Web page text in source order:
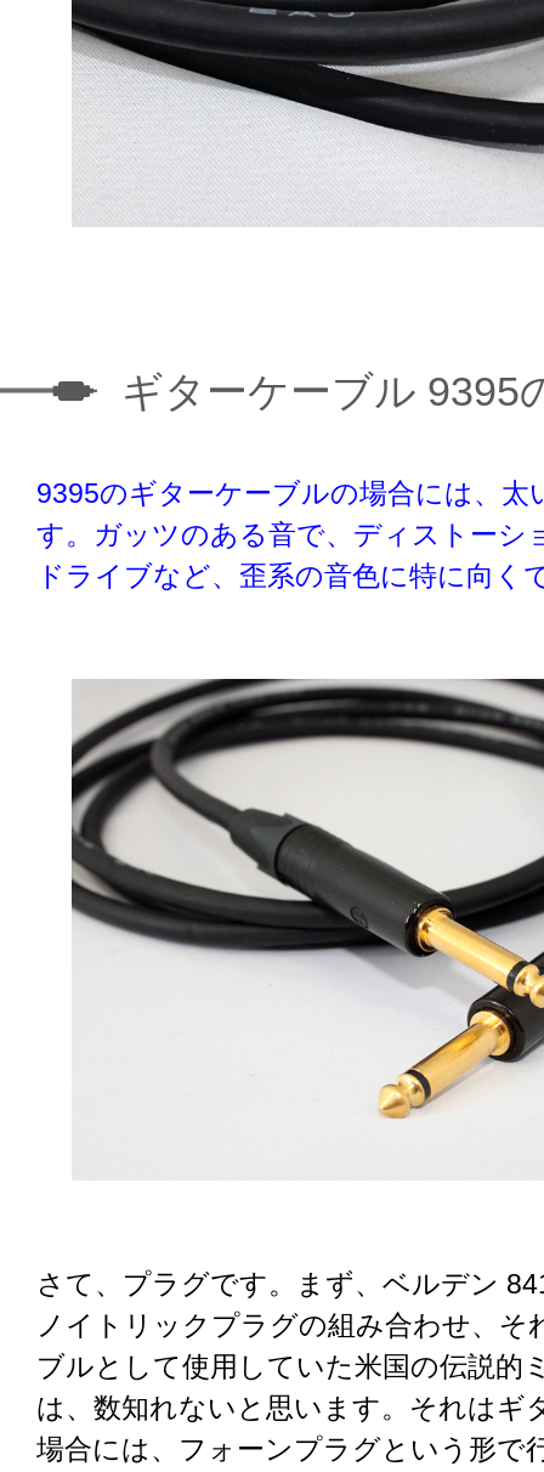
ギターケーブル 9395
9395のギターケーブルの場合には、太
す。ガッツのある音で、ディストーシ
ドライブなど、歪系の音色に特に向く
さて、プラグです。まず、ベルデン
ノイトリックプラグの組み合わせ、そ
ブルとして使用していた米国の伝説的
は、数知れないと思います。それはギ
場合には、フォーンプラグという形で